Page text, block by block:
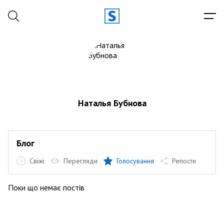
Наталья Бубнова
Блог
Свіжі Перегляди Голосування Репости
Поки що немає постів